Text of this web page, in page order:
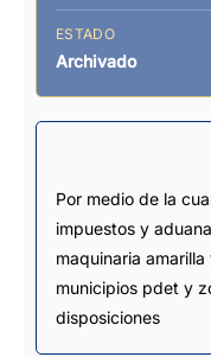
ESTADO
Archivado
Por medio de la
impuestos y
maquinaria
municipios pdet y
disposiciones